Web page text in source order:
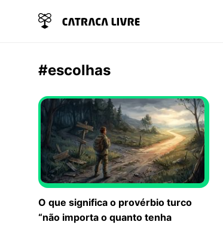
#escolhas
O que significa o provérbio turco
“não importa o quanto tenha